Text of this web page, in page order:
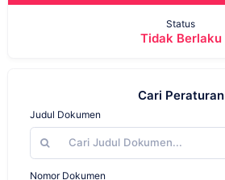
Status
Tidak Berlaku
Cari Peraturan
Judul Dokumen
Nomor Dokumen